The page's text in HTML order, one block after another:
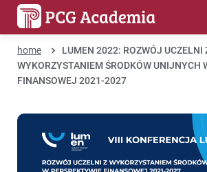
home
LUMEN 2022: ROZWÓJ UCZELNI
WYKORZYSTANIEM ŚRODKÓW UNIJNYCH
FINANSOWEJ 2021-2027